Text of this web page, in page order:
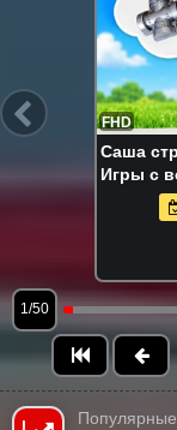
FHD
Саша
Игры с
1/50